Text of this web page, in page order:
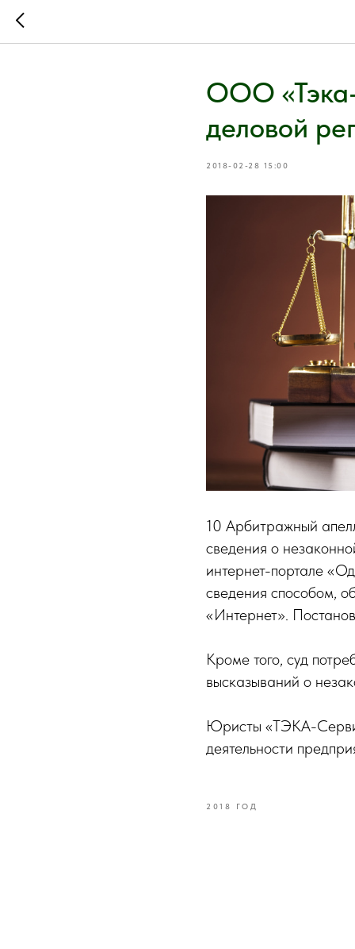
ООО «Тэка-
деловой
2018-02-28 15:00
10 Арбитражный
сведения о
интернет-портале
сведения способом,
«Интернет».
Кроме того, суд
высказываний о
Юристы «ТЭКА-
деятельности
2018 ГОД